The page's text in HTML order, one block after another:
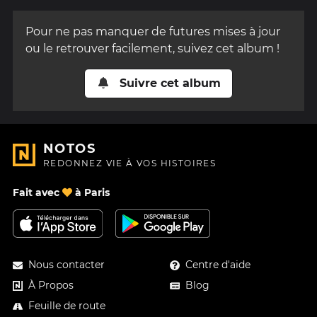
Pour ne pas manquer de futures mises à jour
ou le retrouver facilement, suivez cet album !
Suivre cet album
NOTOS
REDONNEZ VIE À VOS HISTOIRES
Fait avec à Paris
Nous contacter
À Propos
Feuille de route
Centre d'aide
Blog